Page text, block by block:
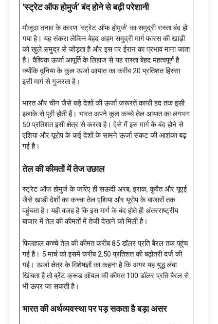
‘स्ट्रेट ऑफ होमुर्ज’ बंद होने से बढ़ी परेशानी
मौजूदा तनाव के कारण ‘स्ट्रेट ऑफ होमुर्ज’ का समुद्री रास्ता बंद हो
गया है। यह संकरा लेकिन बेहद अहम समुद्री मार्ग फारस की खाड़ी
को खुले समुद्र से जोड़ता है और इस पर ईरान का प्रभाव माना जाता
है। वैश्विक ऊर्जा आपूर्ति के लिहाज से यह रास्ता बेहद महत्वपूर्ण है
क्योंकि दुनिया के कुल ऊर्जा आयात का करीब 20 प्रतिशत हिस्सा
इसी मार्ग से गुजरता है।
भारत और चीन जैसे बड़े देशों की ऊर्जा जरूरतें काफी हद तक इसी
इलाके से पूरी होती हैं। भारत अपने कुल कच्चे तेल आयात का लगभग
50 प्रतिशत इसी क्षेत्र से करता है। ऐसे में इस मार्ग के बंद होने से
एशिया और यूरोप के कई देशों के सामने ऊर्जा संकट की आशंका बढ़
गई है।
तेल की कीमतों में तेज उछाल
स्ट्रेट ऑफ होमुर्ज के जरिए ही सऊदी अरब, इराक, कुवैत और यूएई
जैसे खाड़ी देशों का कच्चा तेल एशिया और यूरोप के बाजारों तक
पहुंचता है। यही वजह है कि इस मार्ग के बंद होते ही अंतरराष्ट्रीय
बाजार में तेल की कीमतों में तेजी देखने को मिली है।
फिलहाल कच्चे तेल की कीमत करीब 85 डॉलर प्रति बैरल तक पहुंच
गई है। 5 मार्च को इसमें करीब 2.50 प्रतिशत की बढ़ोतरी दर्ज की
गई। ऊर्जा क्षेत्र के विशेषज्ञों का कहना है कि अगर यह युद्ध लंबा
खिंचता है तो ब्रेंट क्रूड ऑयल की कीमत 100 डॉलर प्रति बैरल से
भी ऊपर जा सकती है।
भारत की अर्थव्यवस्था पर पड़ सकता है बड़ा असर